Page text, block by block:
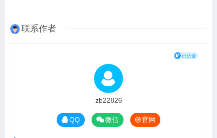
联系作者
zb22826
QQ 微信 官网